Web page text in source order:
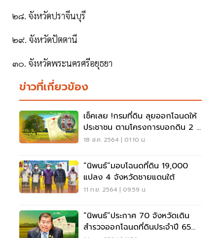
๒๘. จังหวัดปราจีนบุรี
๒๙. จังหวัดปัตตานี
๓๐. จังหวัดพระนครศรีอยุธยา
ข่าวที่เกี่ยวข้อง
เช็คเลย !กรมที่ดิน ลุยออกโฉนดให้
ประชาชน ตามโครงการบอกดิน 2 ปี
ไหนบ้าง
18 ส.ค. 2564 | 01:10 น.
“นิพนธ์”มอบโฉนดที่ดิน 19,000
แปลง 4 จังหวัดชายแดนใต้
11 ก.ย. 2564 | 09:59 น.
“นิพนธ์”ประกาศ 70 จังหวัดเดิน
สำรวจออกโฉนดที่ดินประจำปี 65